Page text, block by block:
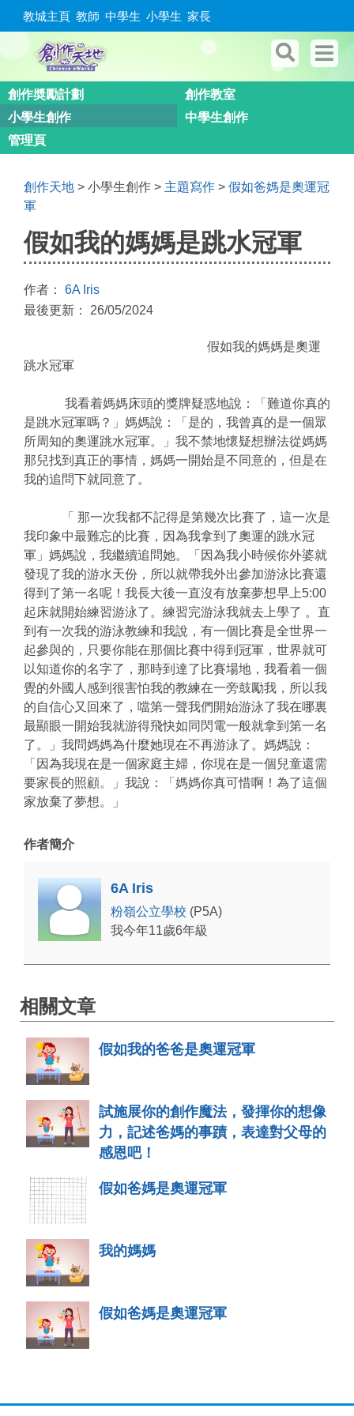
教城主頁 教師 中學生 小學生 家長
創作奬勵計劃
創作教室
小學生創作
中學生創作
管理頁
創作天地 > 小學生創作 > 主題寫作 > 假如爸媽是奧運冠
軍
假如我的媽媽是跳水冠軍
作者： 6A Iris
最後更新： 26/05/2024
假如我的媽媽是奧運
跳水冠軍
我看着媽媽床頭的獎牌疑惑地說：「難道你真的
是跳水冠軍嗎？」媽媽說：「是的，我曾真的是一個眾
所周知的奧運跳水冠軍。」我不禁地懷疑想辦法從媽媽
那兒找到真正的事情，媽媽一開始是不同意的，但是在
我的追問下就同意了。
「 那一次我都不記得是第幾次比賽了，這一次是
我印象中最難忘的比賽，因為我拿到了奧運的跳水冠
軍」媽媽說，我繼續追問她。「因為我小時候你外婆就
發現了我的游水天份，所以就帶我外出參加游泳比賽還
得到了第一名呢！我長大後一直沒有放棄夢想早上5:00
起床就開始練習游泳了。練習完游泳我就去上學了 。直
到有一次我的游泳教練和我說，有一個比賽是全世界一
起參與的，只要你能在那個比賽中得到冠軍，世界就可
以知道你的名字了，那時到達了比賽場地，我看着一個
覺的外國人感到很害怕我的教練在一旁鼓勵我，所以我
的自信心又回來了，噹第一聲我們開始游泳了我在哪裏
最顯眼一開始我就游得飛快如同閃電一般就拿到第一名
了。」我問媽媽為什麼她現在不再游泳了。媽媽說：
「因為我現在是一個家庭主婦，你現在是一個兒童還需
要家長的照顧。」我說：「媽媽你真可惜啊！為了這個
家放棄了夢想。」
作者簡介
6A Iris
粉嶺公立學校 (P5A)
我今年11歲6年級
相關文章
假如我的爸爸是奧運冠軍
試施展你的創作魔法，發揮你的想像
力，記述爸媽的事蹟，表達對父母的
感恩吧！
假如爸媽是奧運冠軍
我的媽媽
假如爸媽是奧運冠軍